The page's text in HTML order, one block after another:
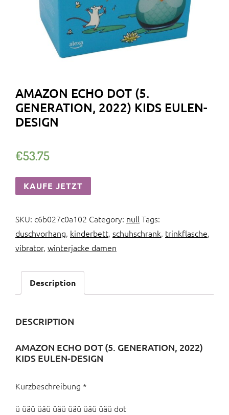
AMAZON ECHO DOT (5.
GENERATION, 2022) KIDS EULEN-
DESIGN
€53.75
KAUFE JETZT
SKU: c6b027c0a102 Category: null Tags:
duschvorhang, kinderbett, schuhschrank, trinkflasche,
vibrator, winterjacke damen
Description
DESCRIPTION
AMAZON ECHO DOT (5. GENERATION, 2022)
KIDS EULEN-DESIGN
Kurzbeschreibung *
ü üäü üäü üäü üäü üäü üäü dot